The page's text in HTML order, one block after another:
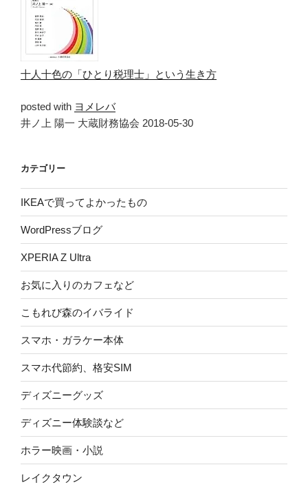
十人十色の「ひとり税理士」という生き方
posted with ヨメレバ
井ノ上 陽一 大蔵財務協会 2018-05-30
カテゴリー
IKEAで買ってよかったもの
WordPressブログ
XPERIA Z Ultra
お気に入りのカフェなど
こもれび森のイバライド
スマホ・ガラケー本体
スマホ代節約、格安SIM
ディズニーグッズ
ディズニー体験談など
ホラー映画・小説
レイクタウン